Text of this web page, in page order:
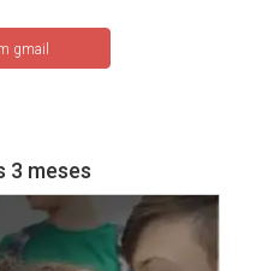
gmail
3 meses